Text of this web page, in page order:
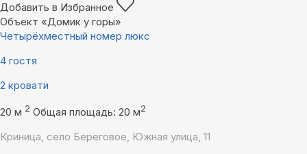
Добавить в Избранное
Объект «Домик у горы»
Четырёхместный номер люкс
4 гостя
2 кровати
20 м 2 Общая площадь: 20 м2
Криница, село Береговое, Южная улица, 11